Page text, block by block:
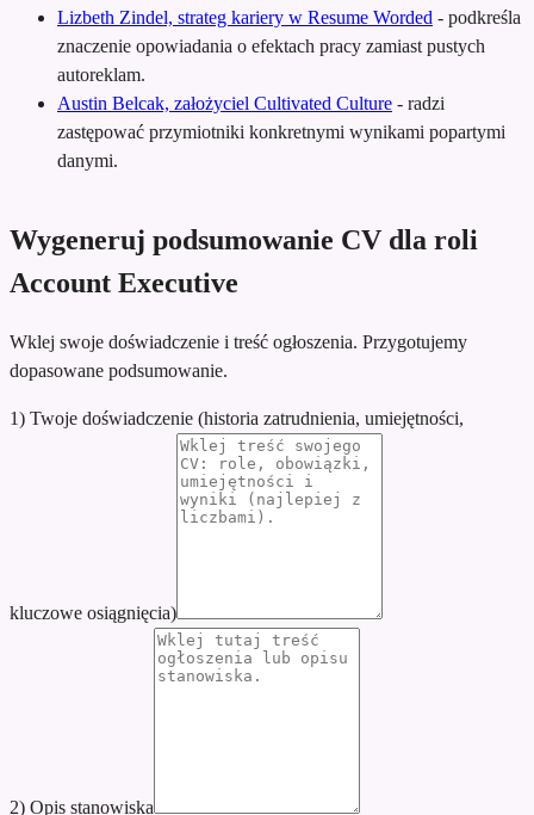
Lizbeth Zindel, strateg kariery w Resume Worded - podkreśla
znaczenie opowiadania o efektach pracy zamiast pustych
autoreklam.
Austin Belcak, założyciel Cultivated Culture - radzi
zastępować przymiotniki konkretnymi wynikami popartymi
danymi.
Wygeneruj podsumowanie CV dla roli
Account Executive
Wklej swoje doświadczenie i treść ogłoszenia. Przygotujemy
dopasowane podsumowanie.
1) Twoje doświadczenie (historia zatrudnienia, umiejętności,
kluczowe osiągnięcia)
2) Opis stanowiska